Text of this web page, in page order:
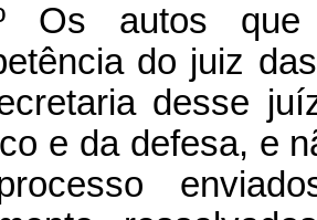
Os autos que
do juiz
desse
e da defesa, e